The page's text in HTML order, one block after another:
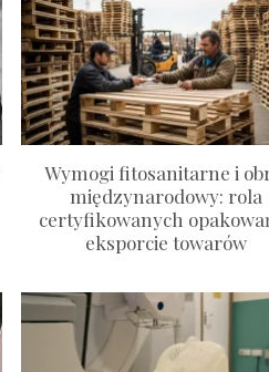
Wymogi fitosanitarne i
międzynarodowy: rola
certyfikowanych
eksporcie towarów